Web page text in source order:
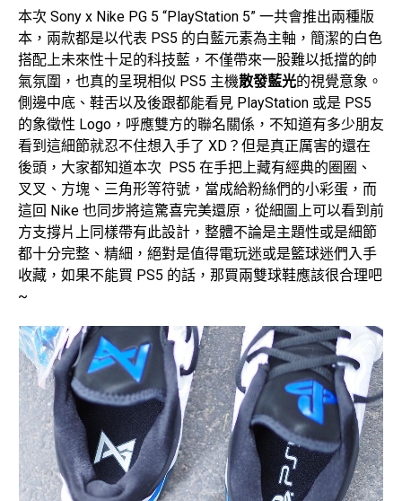
本次 Sony x Nike PG 5 “PlayStation 5” 一共會推出兩種版
本，兩款都是以代表 PS5 的白藍元素為主軸，簡潔的白色
搭配上未來性十足的科技藍，不僅帶來一股難以抵擋的帥
氣氛圍，也真的呈現相似 PS5 主機散發藍光的視覺意象。
側邊中底、鞋舌以及後跟都能看見 PlayStation 或是 PS5
的象徵性 Logo，呼應雙方的聯名關係，不知道有多少朋友
看到這細節就忍不住想入手了 XD？但是真正厲害的還在
後頭，大家都知道本次 PS5 在手把上藏有經典的圈圈、
叉叉、方塊、三角形等符號，當成給粉絲們的小彩蛋，而
這回 Nike 也同步將這驚喜完美還原，從細圖上可以看到前
方支撐片上同樣帶有此設計，整體不論是主題性或是細節
都十分完整、精細，絕對是值得電玩迷或是籃球迷們入手
收藏，如果不能買 PS5 的話，那買兩雙球鞋應該很合理吧
~